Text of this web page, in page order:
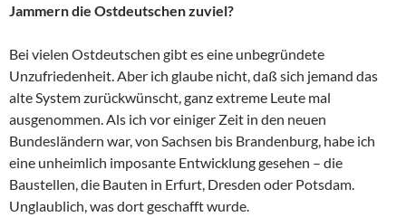
Jammern die Ostdeutschen zuviel?
Bei vielen Ostdeutschen gibt es eine unbegründete
Unzufriedenheit. Aber ich glaube nicht, daß sich jemand das
alte System zurückwünscht, ganz extreme Leute mal
ausgenommen. Als ich vor einiger Zeit in den neuen
Bundesländern war, von Sachsen bis Brandenburg, habe ich
eine unheimlich imposante Entwicklung gesehen – die
Baustellen, die Bauten in Erfurt, Dresden oder Potsdam.
Unglaublich, was dort geschafft wurde.